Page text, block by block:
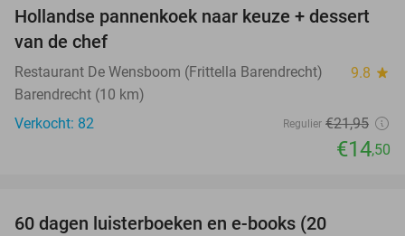
34%
Hollandse pannenkoek naar keuze + dessert
van de chef
Restaurant De Wensboom (Frittella Barendrecht) 9.8 star
Barendrecht (10 km)
Verkocht: 82
Regulier €21,95
€14,50
60 dagen luisterboeken en e-books (20